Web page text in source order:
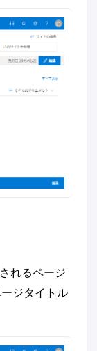
れるページ
ジタイトル